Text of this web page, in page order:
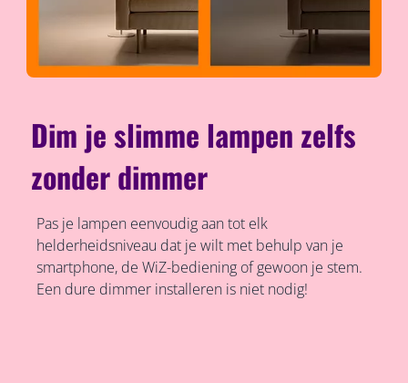
Dim je slimme lampen zelfs
zonder dimmer
Pas je lampen eenvoudig aan tot elk
helderheidsniveau dat je wilt met behulp van je
smartphone, de WiZ-bediening of gewoon je stem.
Een dure dimmer installeren is niet nodig!